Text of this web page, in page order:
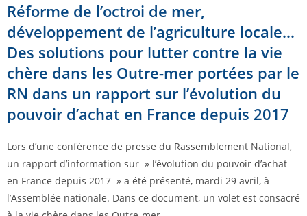
Réforme de l’octroi de mer,
développement de l’agriculture locale…
Des solutions pour lutter contre la vie
chère dans les Outre-mer portées par le
RN dans un rapport sur l’évolution du
pouvoir d’achat en France depuis 2017
Lors d’une conférence de presse du Rassemblement National,
un rapport d’information sur » l’évolution du pouvoir d’achat
en France depuis 2017 » a été présenté, mardi 29 avril, à
l’Assemblée nationale. Dans ce document, un volet est consacré